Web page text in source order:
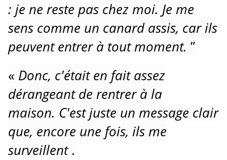
: je ne reste pas chez moi. Je me
sens comme un canard assis, car ils
peuvent entrer à tout moment. ”
« Donc, c'était en fait assez
dérangeant de rentrer à la
maison. C'est juste un message clair
que, encore une fois, ils me
surveillent.